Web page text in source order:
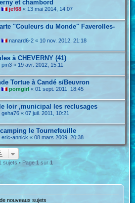
et chambord
jef68 « 13 mai 2014, 14:07
"Couleurs du Monde" Faverolles-
nanard6-2 « 10 nov. 2012, 21:18
à CHEVERNY (41)
pm3 « 19 avr. 2012, 15:11
Tortue à Candé s/Beuvron
pomgirl «01 sept. 2011, 18:45
loir ,municipal les reclusages
geha76 «07 juil. 2011, 10:21
le Tournefeuille
eric-annick «08 mars 2009, 20:38
sujets • Page1 sur 1
nouveaux sujets